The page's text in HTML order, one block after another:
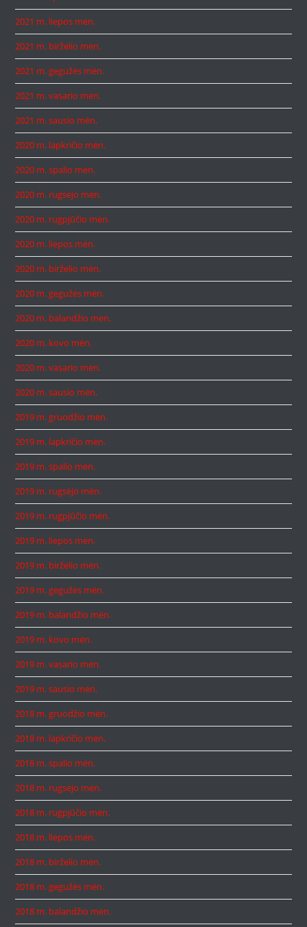
2021 m. liepos mėn.
2021 m. birželio mėn.
2021 m. gegužės mėn.
2021 m. vasario mėn.
2021 m. sausio mėn.
2020 m. lapkričio mėn.
2020 m. spalio mėn.
2020 m. rugsėjo mėn.
2020 m. rugpjūčio mėn.
2020 m. liepos mėn.
2020 m. birželio mėn.
2020 m. gegužės mėn.
2020 m. balandžio mėn.
2020 m. kovo mėn.
2020 m. vasario mėn.
2020 m. sausio mėn.
2019 m. gruodžio mėn.
2019 m. lapkričio mėn.
2019 m. spalio mėn.
2019 m. rugsėjo mėn.
2019 m. rugpjūčio mėn.
2019 m. liepos mėn.
2019 m. birželio mėn.
2019 m. gegužės mėn.
2019 m. balandžio mėn.
2019 m. kovo mėn.
2019 m. vasario mėn.
2019 m. sausio mėn.
2018 m. gruodžio mėn.
2018 m. lapkričio mėn.
2018 m. spalio mėn.
2018 m. rugsėjo mėn.
2018 m. rugpjūčio mėn.
2018 m. liepos mėn.
2018 m. birželio mėn.
2018 m. gegužės mėn.
2018 m. balandžio mėn.